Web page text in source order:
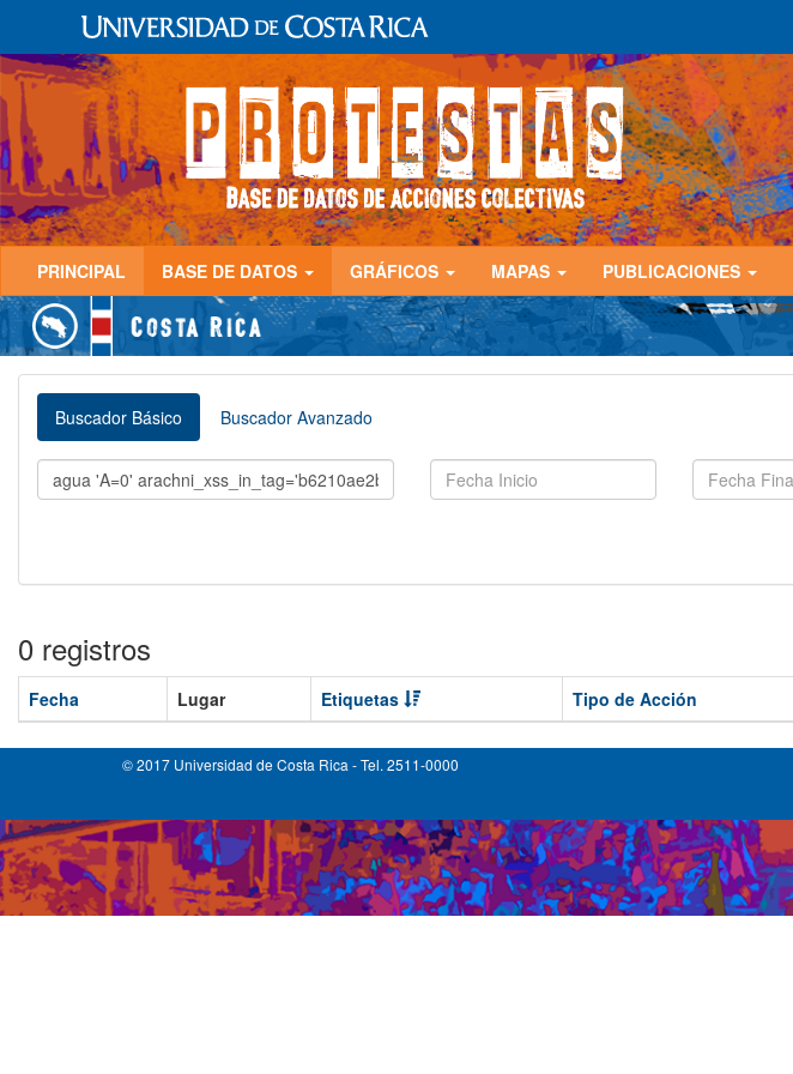
PRINCIPAL BASE DE DATOS GRÁFICOS MAPAS PUBLICACIONES
Buscador Básico Buscador Avanzado
0 registros
Fecha Lugar Etiquetas Tipo de Acción
© 2017 Universidad de Costa Rica - Tel. 2511-0000